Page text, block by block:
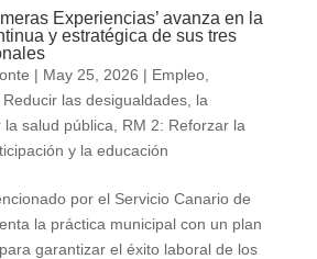
Experiencias’ avanza en la
y estratégica de sus tres
| May 25, 2026 | Empleo,
Reducir las desigualdades, la
salud pública
RM 2: Reforzar la
y la educación
por el Servicio Canario de
la práctica municipal con un plan
garantizar el éxito laboral de los